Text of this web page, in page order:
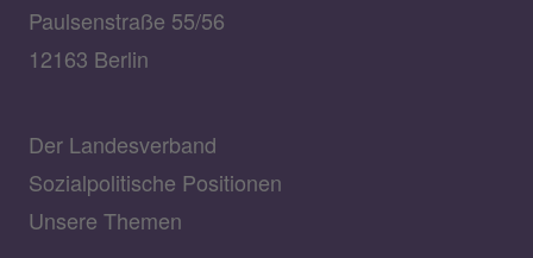
Paulsenstraße 55/56
12163 Berlin
Der Landesverband
Sozialpolitische Positionen
Unsere Themen